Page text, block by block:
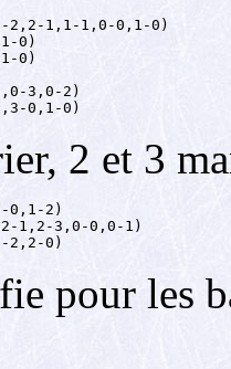
2,2-1,1-1,0-0,1-0)
0)
0)
3,0-2)
0,1-0)
2 et 3
0,1-2)
1,2-3,0-0,0-1)
2,2-0)
pour les